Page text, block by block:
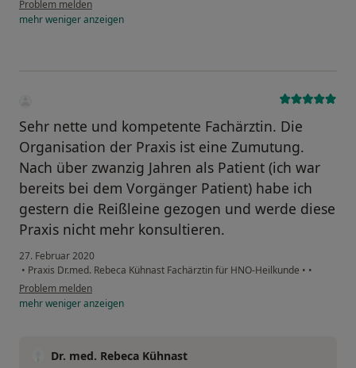
Problem melden
mehrwenigeranzeigen
Sehr nette und kompetente Fachärztin. Die
Organisation der Praxis ist eine Zumutung.
Nach über zwanzig Jahren als Patient (ich war
bereits bei dem Vorgänger Patient) habe ich
gestern die Reißleine gezogen und werde diese
Praxis nicht mehr konsultieren.
27. Februar 2020
• Praxis Dr.med. Rebeca Kühnast Fachärztin für HNO-Heilkunde • •
Problem melden
mehrwenigeranzeigen
Dr. med. Rebeca Kühnast